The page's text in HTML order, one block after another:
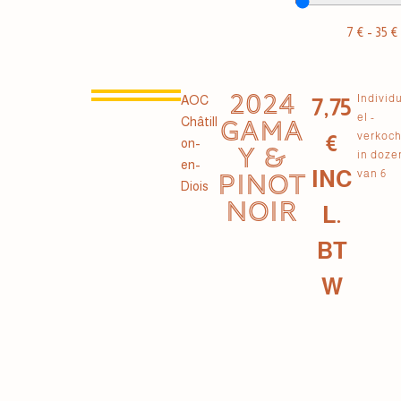
7 € - 35 €
AOC
Châtill
on-
en-
Diois
2024
GAMA
Y &
PINOT
NOIR
7,75
€
INC
L.
BT
W
el -
in
van 6